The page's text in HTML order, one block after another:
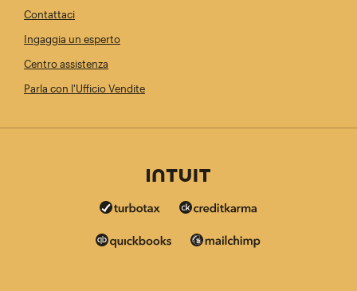
Contattaci
Ingaggia un esperto
Centro assistenza
Parla con l'Ufficio Vendite